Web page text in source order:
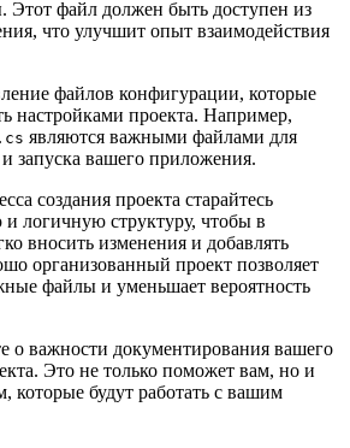
Этот файл должен быть доступен из
что улучшит опыт взаимодействия
файлов конфигурации, которые
настройками проекта. Например,
являются важными файлами для
запуска вашего приложения.
создания проекта старайтесь
логичную структуру, чтобы в
вносить изменения и добавлять
организованный проект позволяет
файлы и уменьшает вероятность
о важности документирования вашего
Это не только поможет вам, но и
которые будут работать с вашим